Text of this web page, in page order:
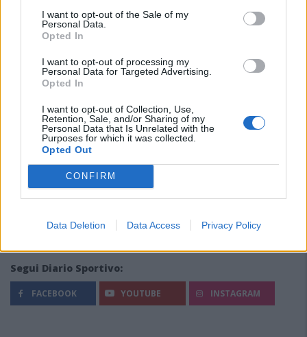
I want to opt-out of the Sale of my
Personal Data.
Opted In
I want to opt-out of processing my
Personal Data for Targeted Advertising.
Opted In
I want to opt-out of Collection, Use,
Retention, Sale, and/or Sharing of my
Personal Data that Is Unrelated with the
Purposes for which it was collected.
Opted Out
CONFIRM
Data Deletion Data Access Privacy Policy
Segui Diario Sportivo:
FACEBOOK YOUTUBE INSTAGRAM